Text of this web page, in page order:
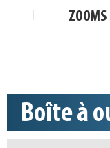
Boîte à
Nos